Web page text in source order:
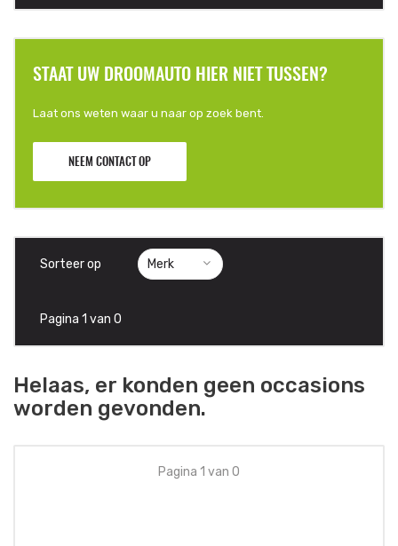
STAAT UW DROOMAUTO HIER NIET TUSSEN?
Laat ons weten waar u naar op zoek bent.
NEEM CONTACT OP
Sorteer op
Pagina 1 van 0
Helaas, er konden geen occasions
worden gevonden.
Pagina 1 van 0